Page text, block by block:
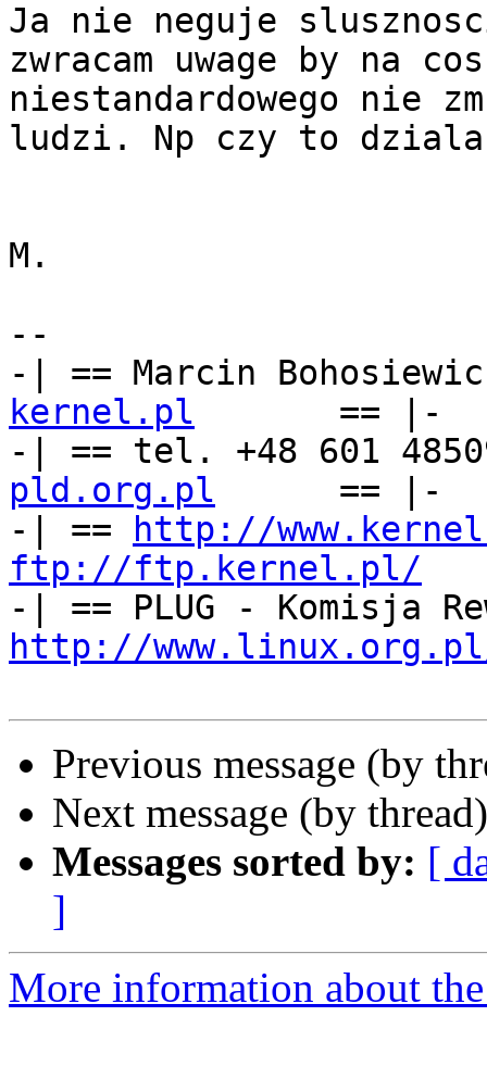
Ja nie neguje
zwracam uwage by na
niestandardowego nie
ludzi. Np czy to dziala
M.
--
-| == Marcin
kernel.pl
== |-
-| == tel. +48 601
pld.org.pl
      == |-
-| ==
http://
ftp://ftp.kernel.pl/
http://
Previous message (by
Next message (by
Messages sorted by: [
]
More information about